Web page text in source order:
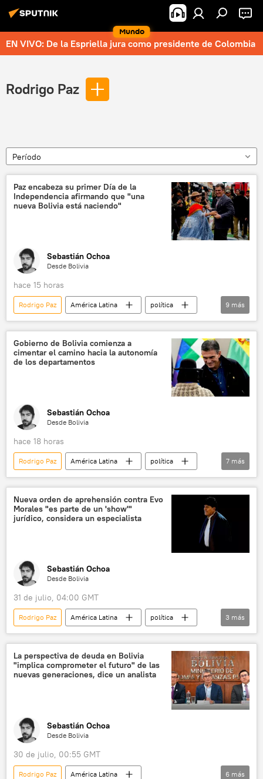
Mundo
EN VIVO: De la Espriella jura como presidente de Colombia
Rodrigo Paz
Período
Paz encabeza su primer Día de la
Independencia afirmando que "una
nueva Bolivia está naciendo"
Sebastián Ochoa
Desde Bolivia
hace 15 horas
Rodrigo Paz América Latina
política
Chuquisaca
Buenos Aires
Argentina
Evo Morales
Antonio José de Sucre
Centro de Investigaciones y Desarrollo Nuclear (Bolivia)
Movimiento Al Socialismo (MAS)
💬 Opinión y Análisis
9 más
Gobierno de Bolivia comienza a
cimentar el camino hacia la autonomía
de los departamentos
Sebastián Ochoa
Desde Bolivia
hace 18 horas
Rodrigo Paz América Latina
política
Santa Cruz
Tarija
Van
Antonio José de Sucre
Evo Morales
seguridad
💬 Opinión y Análisis
7 más
Nueva orden de aprehensión contra Evo
Morales "es parte de un 'show'"
jurídico, considera un especialista
Sebastián Ochoa
Desde Bolivia
31 de julio, 04:00 GMT
Rodrigo Paz América Latina
política
Evo Morales
Bolivia
💬 Opinión y Análisis
3 más
La perspectiva de deuda en Bolivia
"implica comprometer el futuro" de las
nuevas generaciones, dice un analista
Sebastián Ochoa
Desde Bolivia
30 de julio, 00:55 GMT
Rodrigo Paz
América Latina
6 más